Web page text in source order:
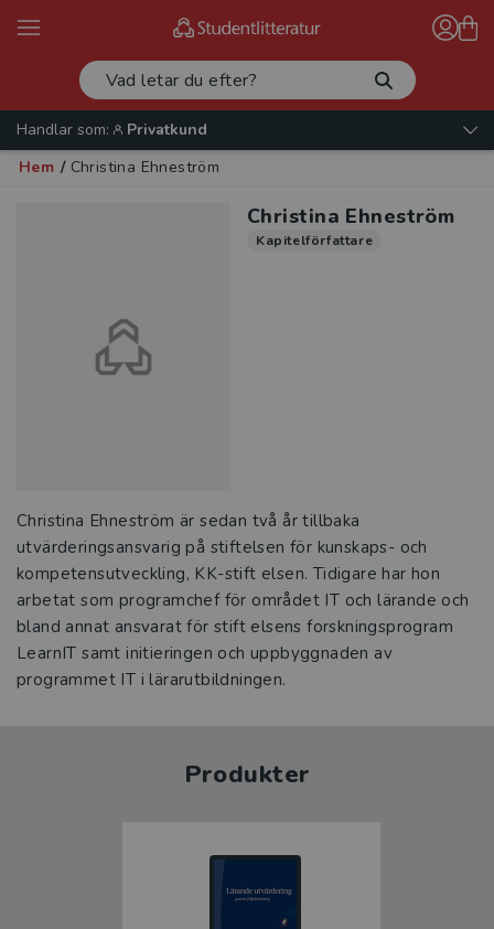
Handlar som:
Privatkund
Hem / Christina Ehneström
Christina Ehneström
Kapitelförfattare
Christina Ehneström är sedan två år tillbaka
utvärderingsansvarig på stiftelsen för kunskaps- och
kompetensutveckling, KK-stift elsen. Tidigare har hon
arbetat som programchef för området IT och lärande och
bland annat ansvarat för stift elsens forskningsprogram
LearnIT samt initieringen och uppbyggnaden av
programmet IT i lärarutbildningen.
Produkter